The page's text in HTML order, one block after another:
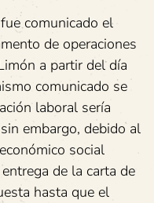
comunicado el
de operaciones
a partir del día
comunicado se
laboral sería
embargo, debido al
social
de la carta de
hasta que el